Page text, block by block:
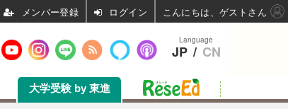
大学受験 by 東進
Language
JP / CN
ログイン こんにちは、ゲストさん